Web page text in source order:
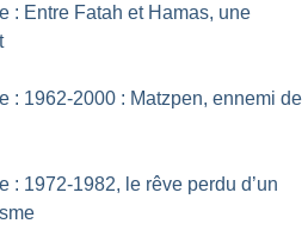
: Entre Fatah et Hamas, une
: 1962-2000 : Matzpen, ennemi de
: 1972-1982, le rêve perdu d’un